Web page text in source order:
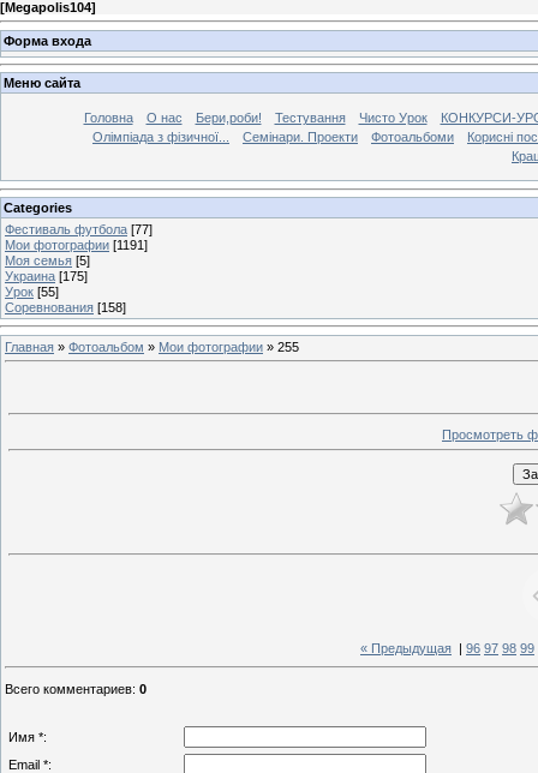
[Megapolis104]
Форма входа
Меню сайта
Головна О нас Бери,роби! Тестування Чисто Урок
КОНКУРСИ-
Олімпіада з фізичної...
Семінари. Проекти Фотоальбоми
Корисні
Categories
Фестиваль футбола [77]
Мои фотографии [1191]
Моя семья [5]
Украина [175]
Урок [55]
Соревнования [158]
Главная » Фотоальбом » Мои фотографии » 255
Просмотреть
« Предыдущая 96 97 98 99
Всего комментариев: 0
Имя *:
Email *: